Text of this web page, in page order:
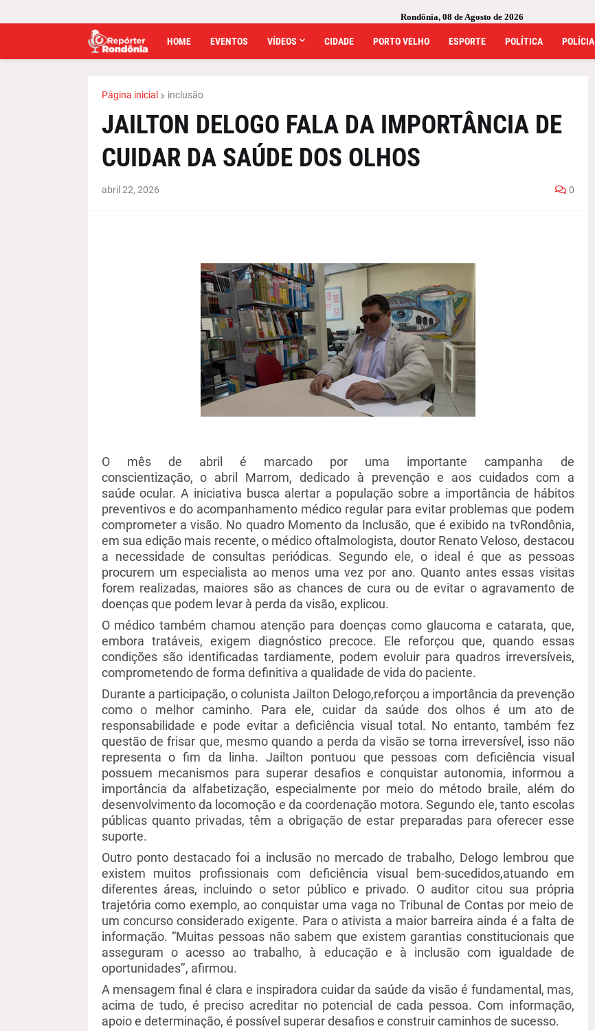
Rondônia, 08 de Agosto de 2026
HOME EVENTOS VÍDEOS CIDADE PORTO VELHO ESPORTE POLÍTICA POLÍCIA
Página inicial inclusão
JAILTON DELOGO FALA DA IMPORTÂNCIA DE
CUIDAR DA SAÚDE DOS OLHOS
abril 22, 2026 0
O mês de abril é marcado por uma importante campanha de
conscientização, o abril
Marrom, dedicado à prevenção e aos cuidados com a
saúde ocular. A iniciativa busca alertar a população sobre a importância de hábitos
preventivos e do acompanhamento médico regular para evitar problemas que podem
comprometer a visão. No quadro Momento da Inclusão, que é exibido na tvRondônia,
em sua edição mais recente, o médico oftalmologista, doutor Renato Veloso, destacou
a necessidade de consultas periódicas. Segundo ele, o ideal é que as pessoas
procurem um especialista ao menos uma vez por ano. Quanto antes essas visitas
forem realizadas, maiores são as chances de cura ou de evitar o agravamento de
doenças que podem levar à perda da visão, explicou.
O médico também chamou atenção para doenças como glaucoma e catarata, que,
embora tratáveis, exigem diagnóstico precoce. Ele reforçou que, quando essas
condições são identificadas tardiamente, podem evoluir para quadros irreversíveis,
comprometendo de forma definitiva a qualidade de vida do paciente.
Durante a participação, o colunista Jailton Delogo,reforçou a importância da prevenção
como o melhor caminho. Para ele, cuidar da saúde dos olhos é um ato de
responsabilidade e pode evitar a deficiência visual total. No entanto, também fez
questão de frisar que, mesmo quando a perda da visão se torna irreversível, isso não
representa o fim da linha. Jailton pontuou que pessoas com deficiência visual
possuem mecanismos para superardesafios e conquistar autonomia, informou a
importância da alfabetização, especialmente por meio do método braile, além do
desenvolvimento da locomoção e da coordenação motora. Segundo ele, tanto escolas
públicas quanto privadas, têm a obrigação de estar preparadas para oferecer esse
suporte.
Outro ponto destacado foi a inclusão no mercado de trabalho, Delogo lembrou que
existem muitos profissionais com deficiência visual bem-sucedidos,atuando em
diferentes áreas, incluindo o setor público e privado.
O auditor citou sua própria
trajetória como exemplo, ao conquistar uma vaga no Tribunal de Contas por meio de
um concurso considerado exigente. Para o ativista a maior barreira ainda é a falta de
informação. “Muitas pessoas não sabem que existem garantias constitucionais que
asseguram o acesso ao trabalho, à educação e à inclusão com igualdade de
oportunidades’’, afirmou.
A mensagem final é clara e inspiradora cuidar da saúde da visão é fundamental, mas,
acima de tudo, é preciso acreditar no potencial de cada pessoa. Com informação,
apoio e determinação, é possível superar desafios e construir caminhos de sucesso.